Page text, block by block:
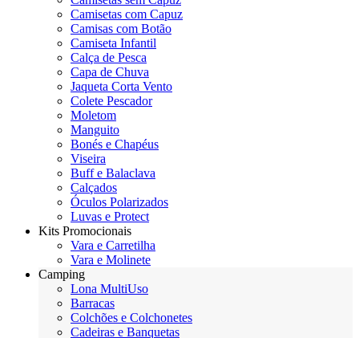
Camisetas com Capuz
Camisas com Botão
Camiseta Infantil
Calça de Pesca
Capa de Chuva
Jaqueta Corta Vento
Colete Pescador
Moletom
Manguito
Bonés e Chapéus
Viseira
Buff e Balaclava
Calçados
Óculos Polarizados
Luvas e Protect
Kits Promocionais
Vara e Carretilha
Vara e Molinete
Camping
Lona MultiUso
Barracas
Colchões e Colchonetes
Cadeiras e Banquetas